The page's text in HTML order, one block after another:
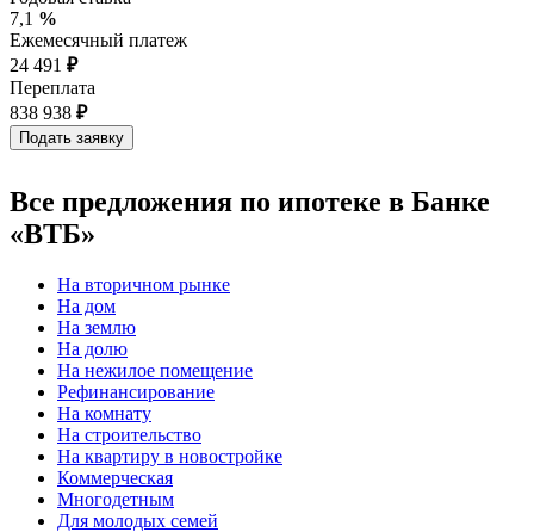
7,1 %
Ежемесячный платеж
24 491 ₽
Переплата
838 938 ₽
Все предложения по ипотеке в Банке
«ВТБ»
На вторичном рынке
На дом
На землю
На долю
На нежилое помещение
Рефинансирование
На комнату
На строительство
На квартиру в новостройке
Коммерческая
Многодетным
Для молодых семей